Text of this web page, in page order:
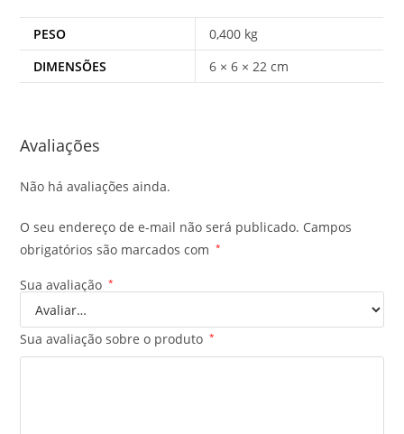
PESO
0,400 kg
DIMENSÕES
6 × 6 × 22 cm
Avaliações
Não há avaliações ainda.
O seu endereço de e-mail não será publicado. Campos
obrigatórios são marcados com
*
Sua avaliação *
Sua avaliação sobre o produto *